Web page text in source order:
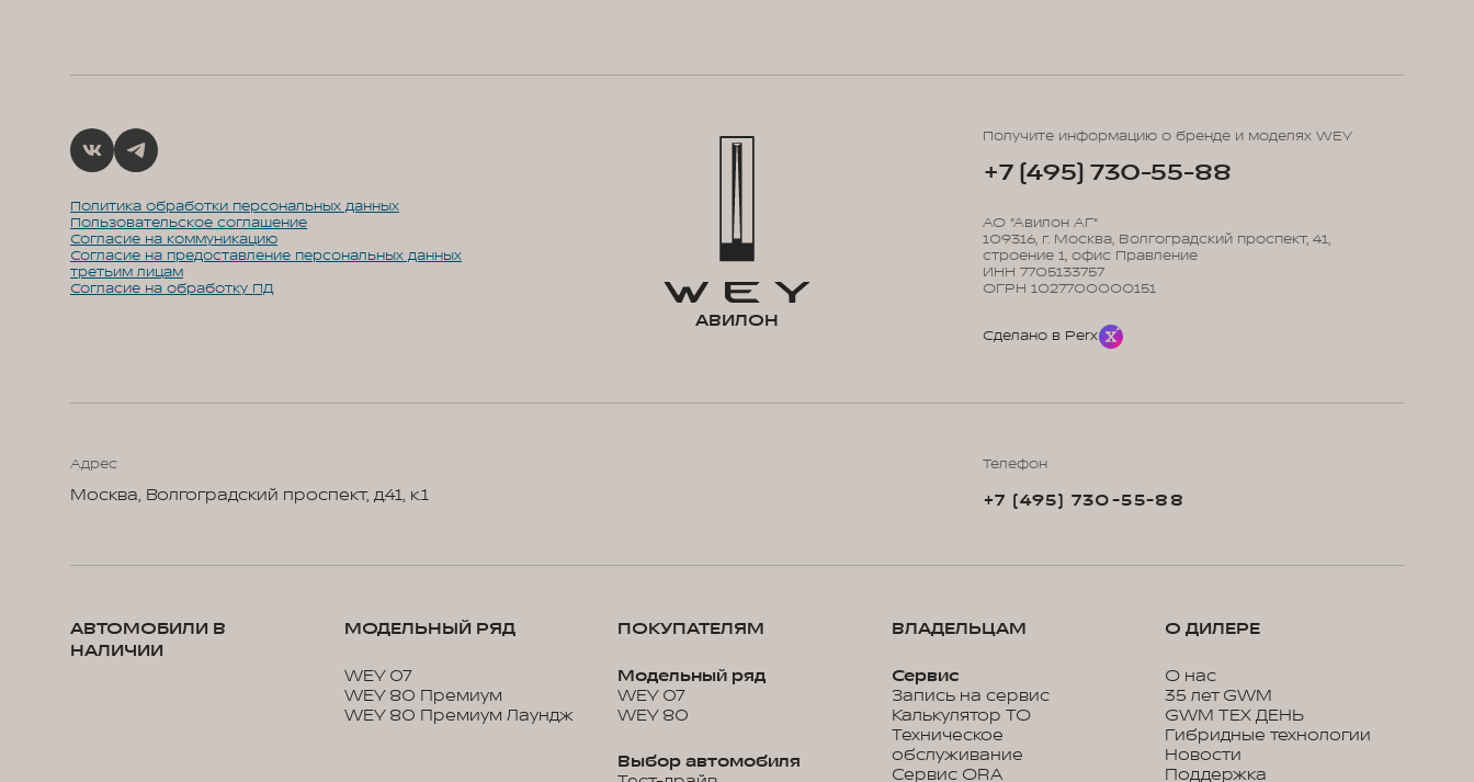
Политика обработки персональных данных
Пользовательское соглашение
Согласие на коммуникацию
Согласие на предоставление персональных данных
третьим лицам
Согласие на обработку ПД
АВИЛОН
Получите информацию о бренде и моделях WEY
+7 (495) 730-55-88
АО "Авилон АГ"
109316, г. Москва, Волгоградский проспект, 41,
строение 1, офис Правление
ИНН 7705133757
ОГРН 1027700000151
Сделано в Perx
Адрес
Москва, Волгоградский проспект, д.41, к.1
Телефон
+7 (495) 730-55-88
АВТОМОБИЛИ В
НАЛИЧИИ
МОДЕЛЬНЫЙ РЯД
WEY 07
WEY 80 Премиум
WEY 80 Премиум Лаундж
ПОКУПАТЕЛЯМ
Модельный ряд
WEY 07
WEY 80
Выбор автомобиля
ВЛАДЕЛЬЦАМ
Сервис
Запись на сервис
Калькулятор ТО
Техническое
обслуживание
Сервис ORA
О ДИЛЕРЕ
О нас
35 лет GWM
GWM ТЕХ ДЕНЬ
Гибридные технологии
Новости
Поддержка